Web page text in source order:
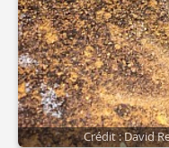
Crédit : David